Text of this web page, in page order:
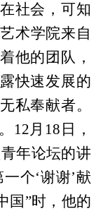
社会，可知
术学院来自
他的团队，
快速发展的
私奉献者。
12月18日，
年论坛的讲
个‘谢谢’献
”时，他的